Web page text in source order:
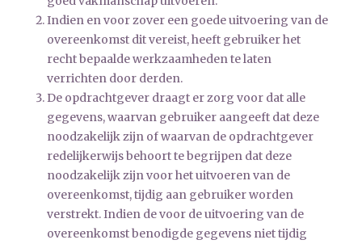
Indien en voor zover een goede uitvoering van de
overeenkomst dit vereist, heeft gebruiker het
recht bepaalde werkzaamheden te laten
verrichten door derden.
De opdrachtgever draagt er zorg voor dat alle
gegevens, waarvan gebruiker aangeeft dat deze
noodzakelijk zijn of waarvan de opdrachtgever
redelijkerwijs behoort te begrijpen dat deze
noodzakelijk zijn voor het uitvoeren van de
overeenkomst, tijdig aan gebruiker worden
verstrekt. Indien de voor de uitvoering van de
overeenkomst benodigde gegevens niet tijdig